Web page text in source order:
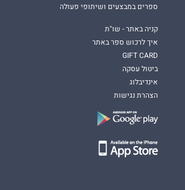
ספרים במבצעים ושיתופי פעולה
קניה באתר - שו"ת
איך לרכוש ספר באתר
GIFT CARD
ביטול עסקה
אינדיבלוג
הצהרת נגישות